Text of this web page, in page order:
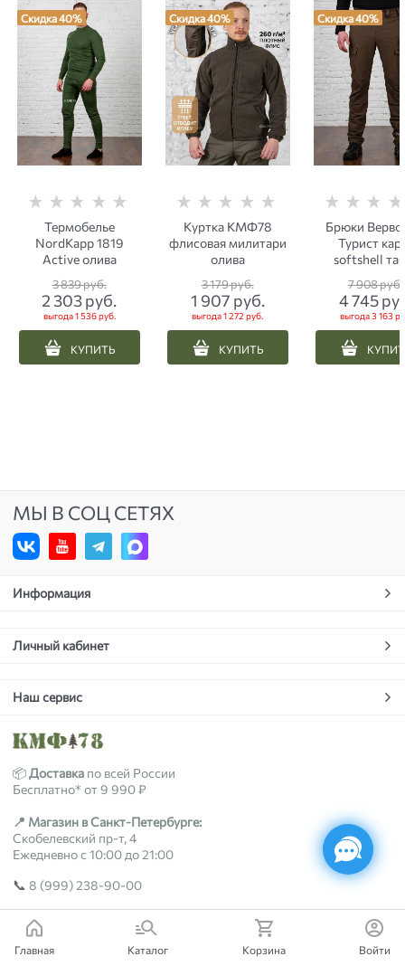
Скидка 40%
Термобелье
NordKapp 1819
Active олива
3 839 руб.
2 303 руб.
выгода1 536 руб.
КУПИТЬ
Скидка 40%
Куртка КМФ78
флисовая милитари
олива
3 179 руб.
1 907 руб.
выгода1 272 руб.
КУПИТЬ
Скидка 40%
Брюки
Турист
softshell
7 908 руб.
4 745
выгода3 163
МЫ В СОЦ СЕТЯХ
Информация
Личный кабинет
Наш сервис
📦Доставка по всей России
Бесплатно* от 9 990 ₽
📍 Магазин в Санкт-Петербурге:
Скобелевский пр-т, 4
Ежедневно с 10:00 до 21:00
📞 8 (999) 238-90-00
2018-2026 © kmf78.ru
Главная Каталог Корзина Войти